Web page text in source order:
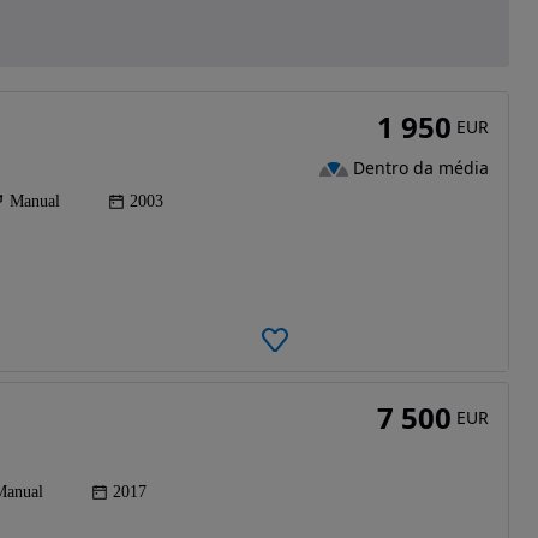
Manual 2003
1 950 EUR
Dentro da média
2017
7 500 EUR